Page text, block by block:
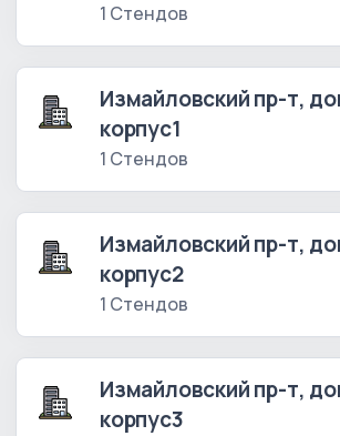
1 Стендов
Измайловский пр-т,
корпус1
1 Стендов
Измайловский пр-т,
корпус2
1 Стендов
Измайловский пр-т,
корпус3